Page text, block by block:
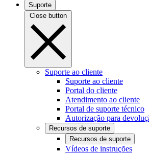
Suporte
Close button
Suporte ao cliente
Suporte ao cliente
Portal do cliente
Atendimento ao cliente
Portal de suporte técnico
Autorização para
Recursos de suporte
Recursos de suporte
Vídeos de instruções